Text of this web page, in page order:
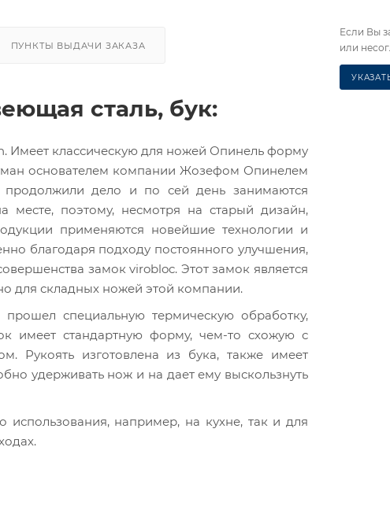
ПУНКТЫ ВЫДАЧИ ЗАКАЗА
сталь, бук:
Имеет классическую для ножей Опинель форму
основателем компании Жозефом Опинелем
продолжили дело и по сей день занимаются
поэтому, несмотря на старый дизайн,
применяются новейшие технологии и
благодаря подходу постоянного улучшения,
замок virobloc. Этот замок является
для складных ножей этой компании.
специальную термическую обработку,
имеет стандартную форму, чем-то схожую с
Рукоять изготовлена из бука, также имеет
удерживать нож и на дает ему выскользнуть
например, на кухне, так и для
Если Вы
или